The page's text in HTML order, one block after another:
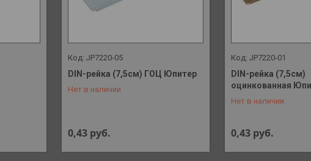
JP7220-05
DIN-рейка (7,5см) ГОЦ Юпитер
Нет в наличии
0,43 руб.
+375 (29) 648-41-90
JP7220-01
DIN-рейка (7,5см)
оцинкованная
Нет в наличии
0,43 руб.